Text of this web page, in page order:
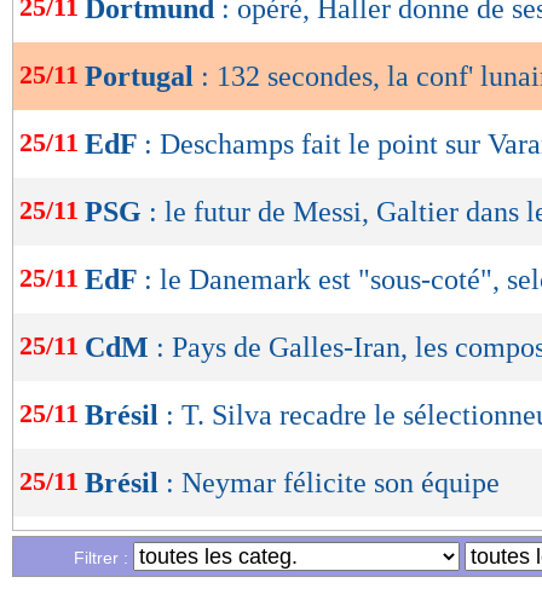
de
OK
25/11 Dortmund : opéré, Haller donne de
25/11 Portugal : 132 secondes, la conf'
25/11 EdF : Deschamps fait le point sur
25/11 PSG : le futur de Messi, Galtier dans
25/11 EdF : le Danemark est "sous-coté",
25/11 CdM : Pays de Galles-Iran, les
25/11 Brésil : T. Silva recadre le
25/11 Brésil : Neymar félicite son équipe
Liste des brèves du jeu. 24 novembre
Filtrer :